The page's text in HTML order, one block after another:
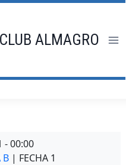
ALMAGRO
- 00:00
B | FECHA 1